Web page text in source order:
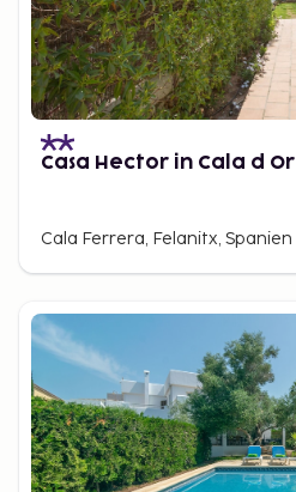
Casa Hector in Cala d Or
Cala Ferrera, Felanitx, Spanien